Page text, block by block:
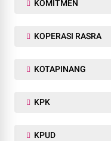
KOMITMEN
KOPERASI RASRA
KOTAPINANG
KPK
KPUD